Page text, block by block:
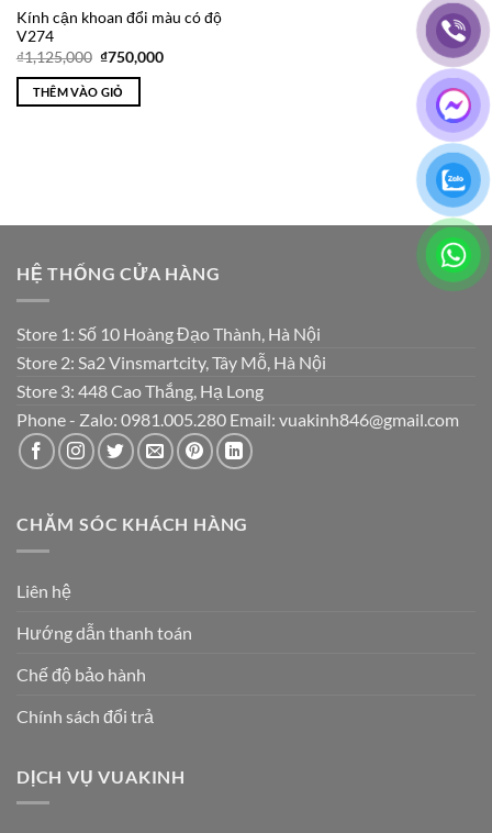
Kính cận khoan đổi màu có độ
V274
₫1,125,000 Giá
là:
₫1,125,000.
₫750,000Giá
THÊM VÀO GIỎ
HỆ THỐNG CỬA HÀNG
Store 1: Số 10 Hoàng Đạo Thành, Hà Nội
Store 2: Sa2 Vinsmartcity, Tây Mỗ, Hà Nội
Store 3: 448 Cao Thắng, Hạ Long
Phone - Zalo: 0981.005.280 Email: vuakinh846@gmail.com
CHĂM SÓC KHÁCH HÀNG
Liên hệ
Hướng dẫn thanh toán
Chế độ bảo hành
Chính sách đổi trả
DỊCH VỤ VUAKINH